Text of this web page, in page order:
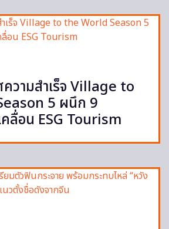
วามสำเร็จ Village to
5 ผนึก 9
ลื่อน ESG Tourism